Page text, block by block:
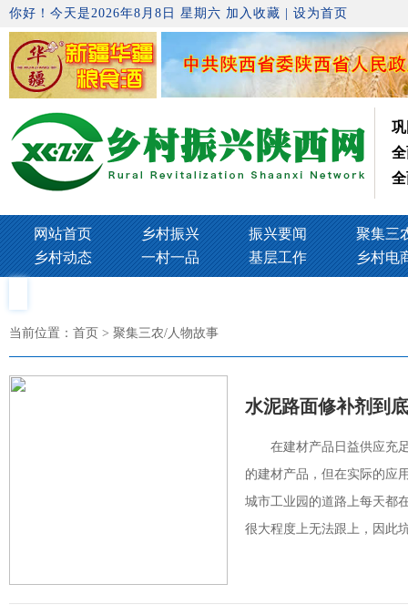
你好！今天是2026年8月8日 星期六 加入收藏 设为首页
网站首页 乡村振兴 振兴要闻
聚集三
乡村动态
一村一品 基层工作 乡村电
当前位置： 首页> 聚集三农/人物故事
水泥路面修补剂到
在建材产品日益供应充
的建材产品，但在实际的应
城市工业园的道路上每天都
很大程度上无法跟上，因此